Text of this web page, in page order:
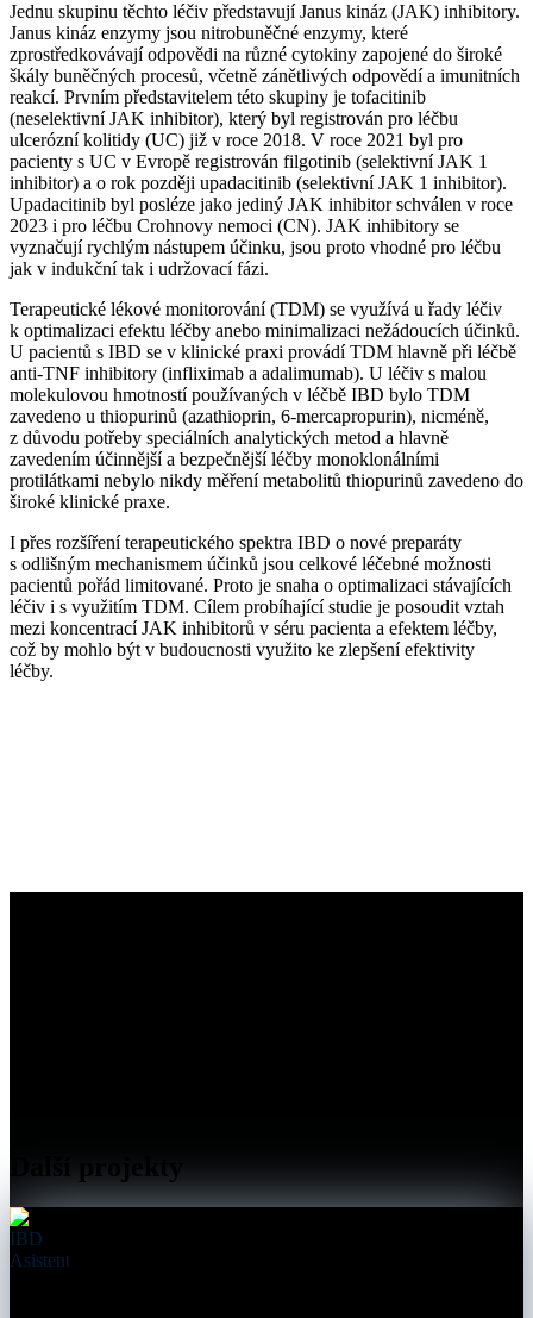
Jednu skupinu těchto léčiv představují Janus kináz (JAK) inhibitory.
Janus kináz enzymy jsou nitrobuněčné enzymy, které
zprostředkovávají odpovědi na různé cytokiny zapojené do široké
škály buněčných procesů, včetně zánětlivých odpovědí a imunitních
reakcí. Prvním představitelem této skupiny je tofacitinib
(neselektivní JAK inhibitor), který byl registrován pro léčbu
ulcerózní kolitidy (UC) již v roce 2018. V roce 2021 byl pro
pacienty s UC v Evropě registrován filgotinib (selektivní JAK 1
inhibitor) a o rok později upadacitinib (selektivní JAK 1 inhibitor).
Upadacitinib byl posléze jako jediný JAK inhibitor schválen v roce
2023 i pro léčbu Crohnovy nemoci (CN). JAK inhibitory se
vyznačují rychlým nástupem účinku, jsou proto vhodné pro léčbu
jak v indukční tak i udržovací fázi.
Terapeutické lékové monitorování (TDM) se využívá u řady léčiv
k optimalizaci efektu léčby anebo minimalizaci nežádoucích účinků.
U pacientů s IBD se v klinické praxi provádí TDM hlavně při léčbě
anti-TNF inhibitory (infliximab a adalimumab). U léčiv s malou
molekulovou hmotností používaných v léčbě IBD bylo TDM
zavedeno u thiopurinů (azathioprin, 6-mercapropurin), nicméně,
z důvodu potřeby speciálních analytických metod a hlavně
zavedením účinnější a bezpečnější léčby monoklonálními
protilátkami nebylo nikdy měření metabolitů thiopurinů zavedeno do
široké klinické praxe.
I přes rozšíření terapeutického spektra IBD o nové preparáty
s odlišným mechanismem účinků jsou celkové léčebné možnosti
pacientů pořád limitované. Proto je snaha o optimalizaci stávajících
léčiv i s využitím TDM. Cílem probíhající studie je posoudit vztah
mezi koncentrací JAK inhibitorů v séru pacienta a efektem léčby,
což by mohlo být v budoucnosti využito ke zlepšení efektivity
léčby.
IBD
Asistent